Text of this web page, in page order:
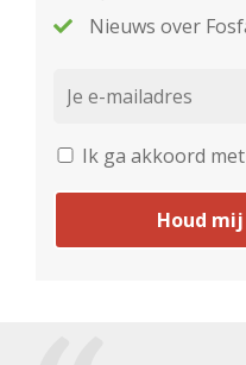
Nieuws over
Ik ga akkoord
Houd